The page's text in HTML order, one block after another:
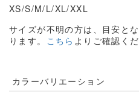
XS/S/M/L/XL/XXL
サイズが不明の方は、目安と
ります。
こちら よりご確認く
カラーバリエーション